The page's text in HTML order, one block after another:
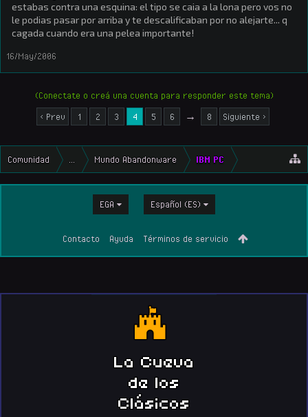
estabas contra una esquina: el tipo se caia a la lona pero vos no
le podias pasar por arriba y te descalificaban por no alejarte... q
cagada cuando era una pelea importante!
16/May/2006
(Conectate o creá una cuenta para responder este tema)
< Prev
1 2 3 4 5 6 → 8 Siguiente >
Comunidad Mundo Abandonware IBM PC
EGA Español (ES)
Contacto Ayuda Términos de servicio
La Cueva
de los
Clásicos